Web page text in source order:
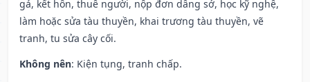
gả, kết hôn, thuê người, nộp đơn dâng sớ, học kỹ nghệ,
làm hoặc sửa tàu thuyền, khai trương tàu thuyền, vẽ
tranh, tu sửa cây cối.
Không nên: Kiện tụng, tranh chấp.